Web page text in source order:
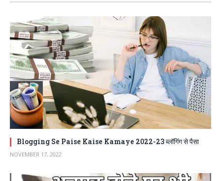
Blogging Se Paise Kaise Kamaye 2022-23 ब्लॉगिंग से पैसा
NOVEMBER 17, 2022